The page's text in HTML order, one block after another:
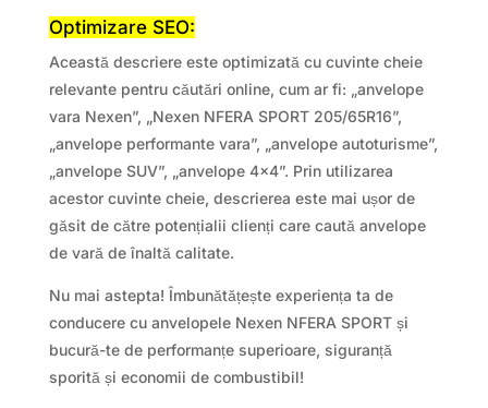
Optimizare SEO:
Această descriere este optimizată cu cuvinte cheie
relevante pentru căutări online, cum ar fi: „anvelope
vara Nexen”, „Nexen NFERA SPORT 205/65R16”,
„anvelope performante vara”, „anvelope autoturisme”,
„anvelope SUV”, „anvelope 4×4”. Prin utilizarea
acestor cuvinte cheie, descrierea este mai ușor de
găsit de către potențialii clienți care caută anvelope
de vară de înaltă calitate.
Nu mai astepta! Îmbunătățește experiența ta de
conducere cu anvelopele Nexen NFERA SPORT și
bucură-te de performanțe superioare, siguranță
sporită și economii de combustibil!